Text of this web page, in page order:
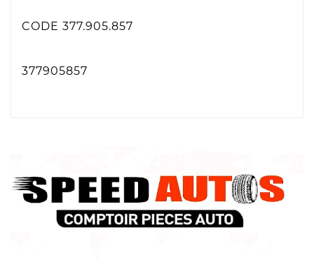
CODE 377.905.857
377905857